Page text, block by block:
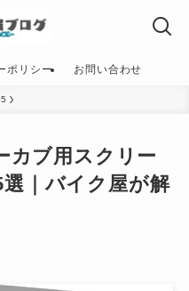
ポリシー お問い合わせ
カブ用スクリー
｜バイク屋が解